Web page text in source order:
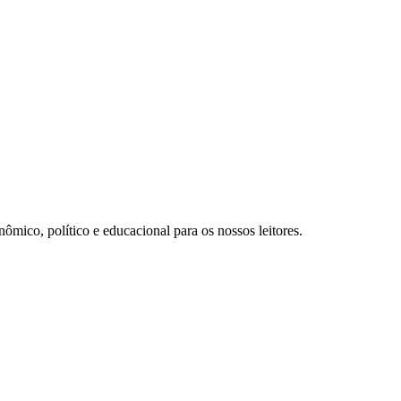
político e educacional para os nossos leitores.